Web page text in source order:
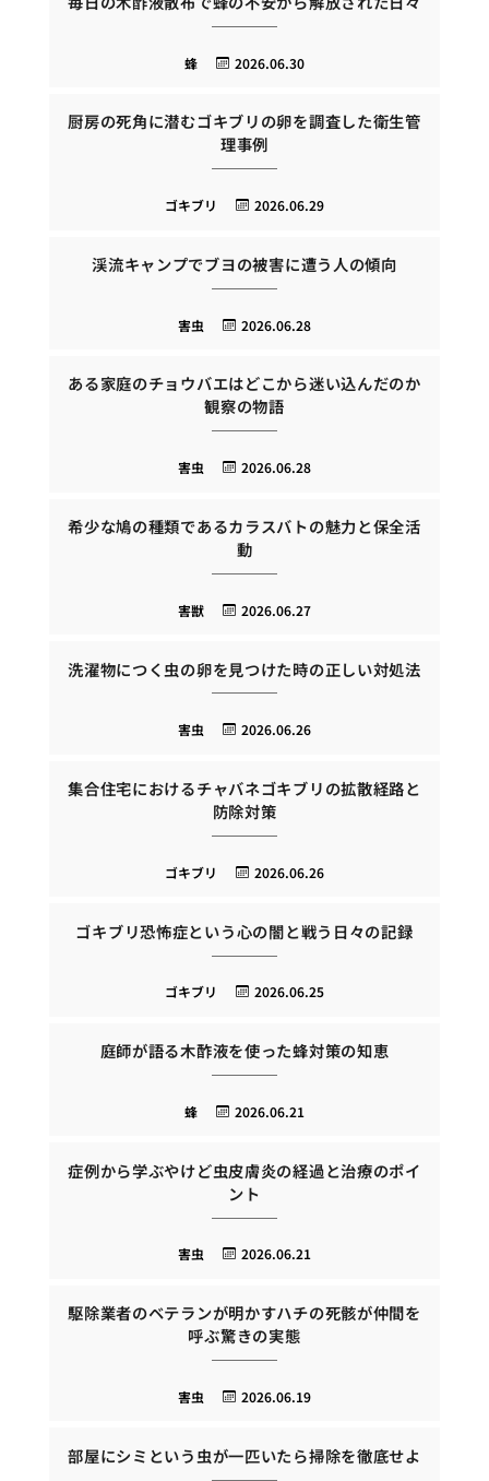
2026.06.30
蜂
厨房の死角に潜むゴキブリの卵を調査した衛生管
理事例
2026.06.29
ゴキブリ
渓流キャンプでブヨの被害に遭う人の傾向
2026.06.28
害虫
ある家庭のチョウバエはどこから迷い込んだのか
観察の物語
2026.06.28
害虫
希少な鳩の種類であるカラスバトの魅力と保全活
動
2026.06.27
害獣
洗濯物につく虫の卵を見つけた時の正しい対処法
2026.06.26
害虫
集合住宅におけるチャバネゴキブリの拡散経路と
防除対策
2026.06.26
ゴキブリ
ゴキブリ恐怖症という心の闇と戦う日々の記録
2026.06.25
ゴキブリ
庭師が語る木酢液を使った蜂対策の知恵
2026.06.21
蜂
症例から学ぶやけど虫皮膚炎の経過と治療のポイ
ント
2026.06.21
害虫
駆除業者のベテランが明かすハチの死骸が仲間を
呼ぶ驚きの実態
2026.06.19
害虫
部屋にシミという虫が一匹いたら掃除を徹底せよ